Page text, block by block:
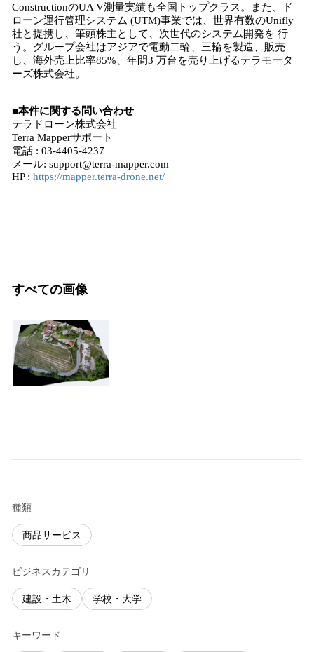
ConstructionのUA V測量実績も全国トップクラス。また、ド
ローン運行管理システム (UTM)事業では、世界有数のUnifly
社と提携し、筆頭株主として、次世代のシステム開発を 行
う。グループ会社はアジアで電動二輪、三輪を製造、販売
し、海外売上比率85%、年間3 万台を売り上げるテラモータ
ーズ株式会社。
■本件に関する問い合わせ
テラドローン株式会社
Terra Mapperサポート
電話 : 03-4405-4237
メール: support@terra-mapper.com
HP : https://mapper.terra-drone.net/
すべての画像
種類
商品サービス
ビジネスカテゴリ
建設・土木 学校・大学
キーワード